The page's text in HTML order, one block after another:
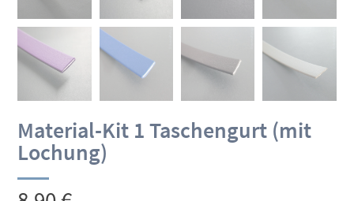
Material-Kit 1 Taschengurt (mit
Lochung)